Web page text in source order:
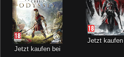
Jetzt kaufen bei
Jetzt kaufen